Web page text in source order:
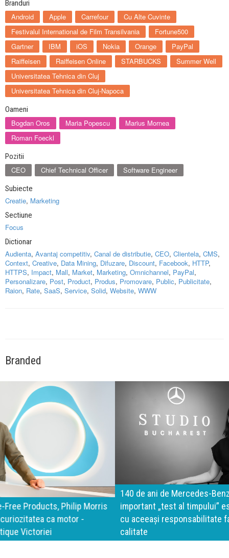
Branduri
Android Apple Carrefour
Cu Alte Cuvinte
Festivalul International de Film Transilvania
Fortune500
Gartner
IBM iOS Nokia Orange
PayPal
Raiffeisen
Raiffeisen Online STARBUCKS
Summer Well
Universitatea Tehnica din Cluj
Universitatea Tehnica din Cluj-Napoca
Oameni
Bogdan Oros Maria Popescu
Marius Mornea
Roman Foeckl
Pozitii
CEO Chief Technical Officer Software Engineer
Subiecte
Creatie, Marketing
Sectiune
Focus
Dictionar
Audienta, Avantaj competitiv, Canal de distributie, CEO, Clientela, CMS,
Context, Creative, Data Mining, Difuzare, Discount, Facebook, HTTP,
HTTPS, Impact, Mall, Market, Marketing, Omnichannel, PayPal,
Personalizare, Post, Product, Produs, Promovare, Public, Publicitate,
Raion, Rate, SaaS, Service, Solid, Website, WWW
Branded
140 de ani de Mercedes-Benz. Ramona Pîrlog: Cel mai
important „test al timpului” este să inovăm constant, dar
cu aceeași responsabilitate față de oameni, siguranță și
calitate